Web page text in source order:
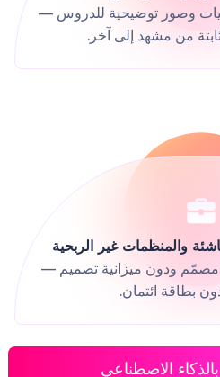
وصور توضيحية للدروس —
من مشهد إلى آخر.
والمنظمات غير الربحية
ودون ميزانية تصميم —
بطاقة ائتمان.
الاصطناعي